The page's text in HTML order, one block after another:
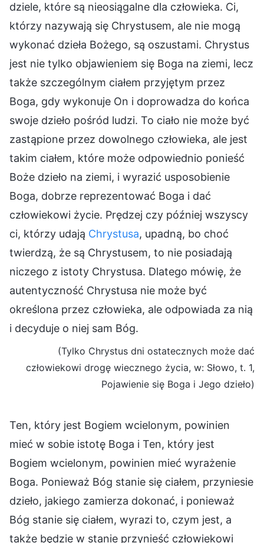
dziele, które są nieosiągalne dla człowieka. Ci,
którzy nazywają się Chrystusem, ale nie mogą
wykonać dzieła Bożego, są oszustami. Chrystus
jest nie tylko objawieniem się Boga na ziemi, lecz
także szczególnym ciałem przyjętym przez
Boga, gdy wykonuje On i doprowadza do końca
swoje dzieło pośród ludzi. To ciało nie może być
zastąpione przez dowolnego człowieka, ale jest
takim ciałem, które może odpowiednio ponieść
Boże dzieło na ziemi, i wyrazić usposobienie
Boga, dobrze reprezentować Boga i dać
człowiekowi życie. Prędzej czy później wszyscy
ci, którzy udają Chrystusa, upadną, bo choć
twierdzą, że są Chrystusem, to nie posiadają
niczego z istoty Chrystusa. Dlatego mówię, że
autentyczność Chrystusa nie może być
określona przez człowieka, ale odpowiada za nią
i decyduje o niej sam Bóg.
(Tylko Chrystus dni ostatecznych może dać
człowiekowi drogę wiecznego życia, w: Słowo, t. 1,
Pojawienie się Boga i Jego dzieło)
Ten, który jest Bogiem wcielonym, powinien
mieć w sobie istotę Boga i Ten, który jest
Bogiem wcielonym, powinien mieć wyrażenie
Boga. Ponieważ Bóg stanie się ciałem, przyniesie
dzieło, jakiego zamierza dokonać, i ponieważ
Bóg stanie się ciałem, wyrazi to, czym jest, a
także będzie w stanie przynieść człowiekowi